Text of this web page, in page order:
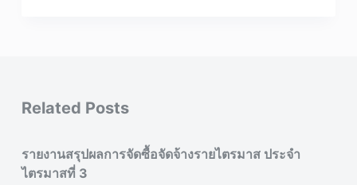
Related Posts
รายงานสรุปผลการจัดซื้อจัดจ้างรายไตรมาส ประจำ
ไตรมาสที่ 3